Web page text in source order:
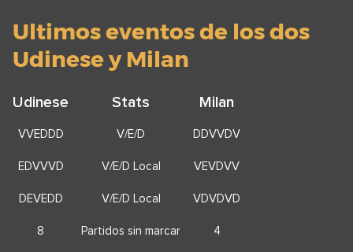
Ultimos eventos de los dos
Udinese y Milan
Udinese Stats Milan
VVEDDD V/E/D DDVVDV
EDVVVD V/E/D Local VEVDVV
DEVEDD V/E/D Local VDVDVD
8 Partidos sin marcar 4